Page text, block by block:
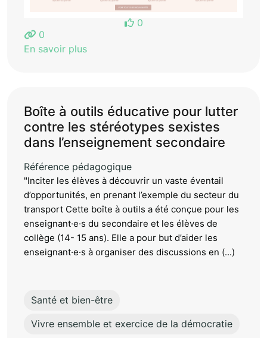
0
0
En savoir plus
Boîte à outils éducative pour lutter
contre les stéréotypes sexistes
dans l’enseignement secondaire
Référence pédagogique
"Inciter les élèves à découvrir un vaste éventail
d’opportunités, en prenant l’exemple du secteur du
transport Cette boîte à outils a été conçue pour les
enseignant·e·s du secondaire et les élèves de
collège (14- 15 ans). Elle a pour but d’aider les
enseignant·e·s à organiser des discussions en (...)
Santé et bien-être
Vivre ensemble et exercice de la démocratie